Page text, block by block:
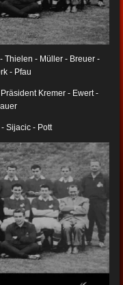
Thielen - Müller - Breuer -
- Pfau
Kremer - Ewert -
Sijacic - Pott